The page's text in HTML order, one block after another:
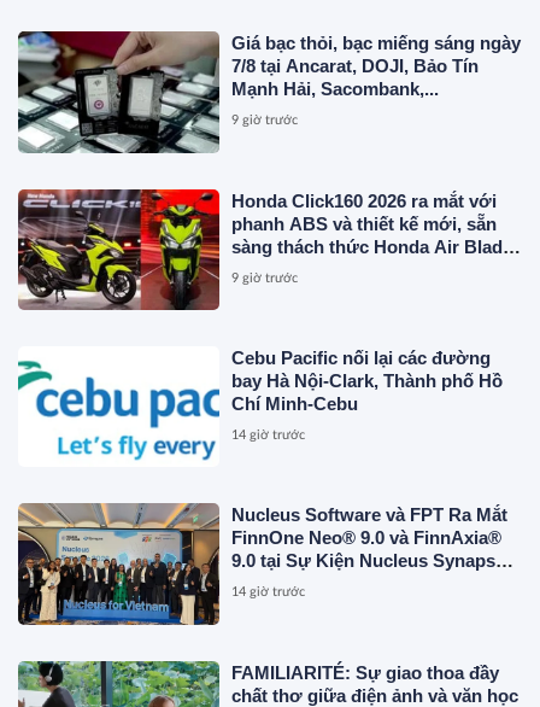
Giá bạc thỏi, bạc miếng sáng ngày
7/8 tại Ancarat, DOJI, Bảo Tín
Mạnh Hải, Sacombank,...
9 giờ trước
Honda Click160 2026 ra mắt với
phanh ABS và thiết kế mới, sẵn
sàng thách thức Honda Air Blade
và Yamaha NVX
9 giờ trước
Cebu Pacific nối lại các đường
bay Hà Nội-Clark, Thành phố Hồ
Chí Minh-Cebu
14 giờ trước
Nucleus Software và FPT Ra Mắt
FinnOne Neo® 9.0 và FinnAxia®
9.0 tại Sự Kiện Nucleus Synapse
Lần Đầu Tiên tại Việt Nam
14 giờ trước
FAMILIARITÉ: Sự giao thoa đầy
chất thơ giữa điện ảnh và văn học